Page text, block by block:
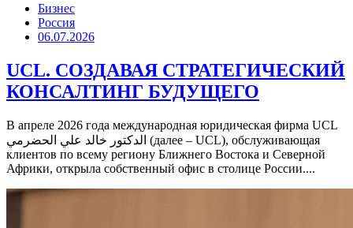
Бизнес
Россия
06.07.2026
UCL. СОЗДАВАЯ СТРАТЕГИЧЕСКИЙ
КОНСАЛТИНГ БУДУЩЕГО
В апреле 2026 года международная юридическая фирма UCL
الدكتور خالد علي الحضرمي (далее – UCL), обслуживающая
клиентов по всему региону Ближнего Востока и Северной
Африки, открыла собственный офис в столице России....